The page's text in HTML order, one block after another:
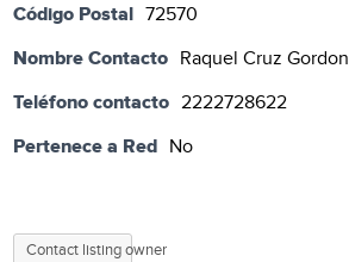
Código Postal 72570
Nombre Contacto Raquel Cruz Gordon
Teléfono contacto 2222728622
Pertenece a Red No
Contact listing owner